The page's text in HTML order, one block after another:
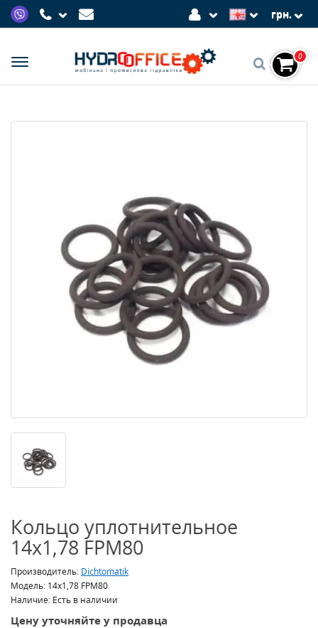
грн.
0
Кольцо уплотнительное
14x1,78 FPM80
Производитель: Dichtomatik
Модель: 14x1,78 FPM80
Наличие: Есть в наличии
Цену уточняйте у продавца